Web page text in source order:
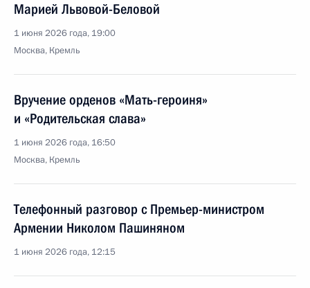
Марией Львовой-Беловой
1 июня 2026 года, 19:00
Москва, Кремль
Вручение орденов «Мать-героиня»
и «Родительская слава»
1 июня 2026 года, 16:50
Москва, Кремль
Телефонный разговор с Премьер-министром
Армении Николом Пашиняном
1 июня 2026 года, 12:15